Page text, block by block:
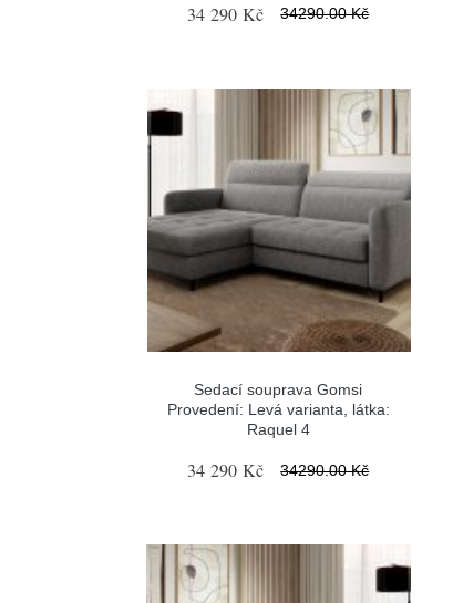
34 290 Kč 34290.00 Kč
Sedací souprava Gomsi
Provedení: Levá varianta, látka:
Raquel 4
34 290 Kč 34290.00 Kč